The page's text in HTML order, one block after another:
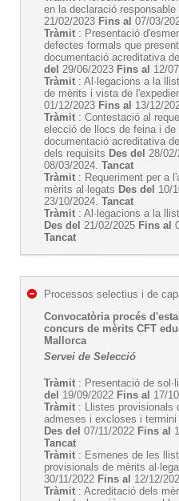
en la declaració responsable
21/02/2023 Fins al 07/03/
Tràmit : Presentació
defectes formals que
documentació acreditativa
del 29/06/2023 Fins al 12/
Tràmit : Al·legacions a la
de mèrits i vista de
01/12/2023 Fins al 13/12/
Tràmit : Contestació al
elecció de llocs de feina i de
documentació acreditativa
dels requisits Des del 28/
08/03/2024. Tancat
Tràmit : Requeriment per a
mèrits al·legats Des del 10/
23/10/2024. Tancat
Tràmit : Al·legacions a la
Des del 21/02/2025 Fins al
Tancat
Processos selectius i de
Convocatòria procés
concurs de mèrits CFT
Mallorca
Servei de Selecció
Tràmit : Presentació de
del 19/09/2022 Fins al 17/
Tràmit : Llistes provisionals
admeses i excloses i termini
Des del 07/11/2022 Fins al
Tancat
Tràmit : Esmenes de les
provisionals de mèrits
30/11/2022 Fins al 12/12/
Tràmit : Acreditació dels